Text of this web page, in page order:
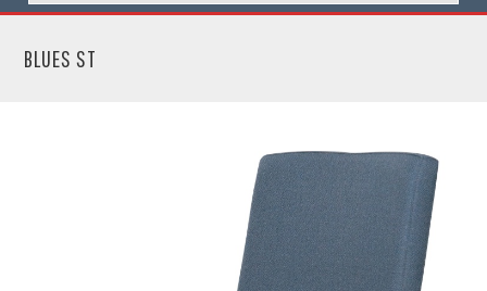
BLUES ST